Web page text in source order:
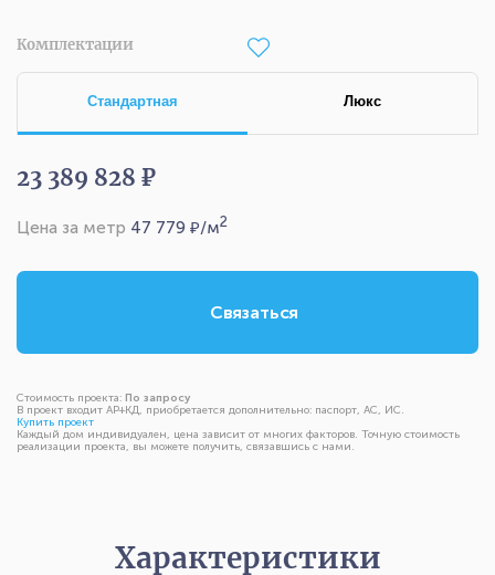
Комплектации
Стандартная Люкс
23 389 828 ₽
Цена за метр 47 779 ₽/м2
Связаться
Стоимость проекта: По запросу
В проект входит АР+КД, приобретается дополнительно: паспорт, АС, ИС.
Купить проект
Каждый дом индивидуален, цена зависит от многих факторов. Точную стоимость
реализации проекта, вы можете получить, связавшись с нами.
Характеристики